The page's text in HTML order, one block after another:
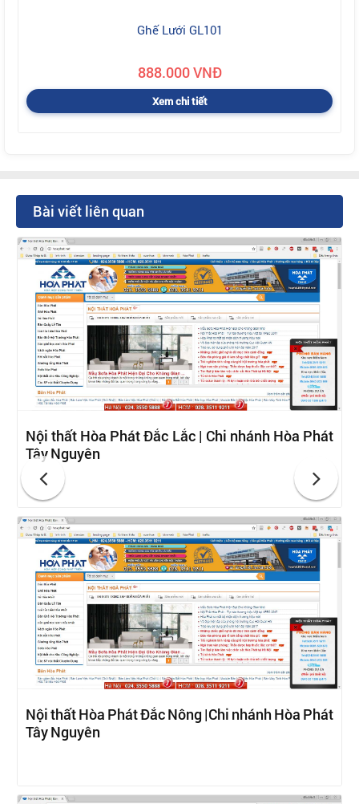
Ghế Lưới GL101
888.000 VNĐ
Xem chi tiết
Bài viết liên quan
Nội thất Hòa Phát Đắc Lắc | Chi nhánh Hòa Phát
Tây Nguyên
Nội thất Hòa Phát Đắc Nông |Chi nhánh Hòa Phát
Tây Nguyên